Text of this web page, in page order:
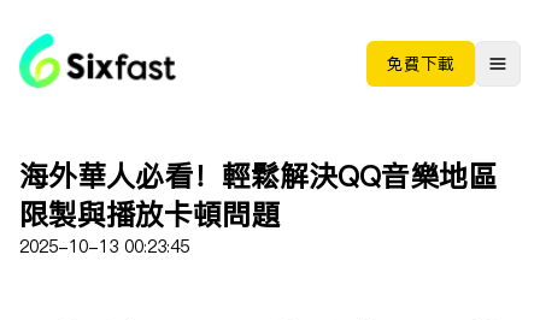
免费下载
海外華人必看！輕鬆解決QQ音樂地區
限制與播放卡頓問題
2025-10-13 00:23:45